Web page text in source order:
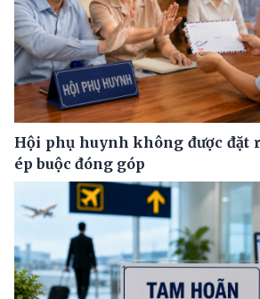
Hội phụ huynh không được đặt
ép buộc đóng góp